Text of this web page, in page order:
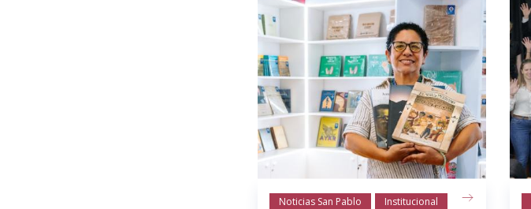
Noticias San Pablo
Institucional